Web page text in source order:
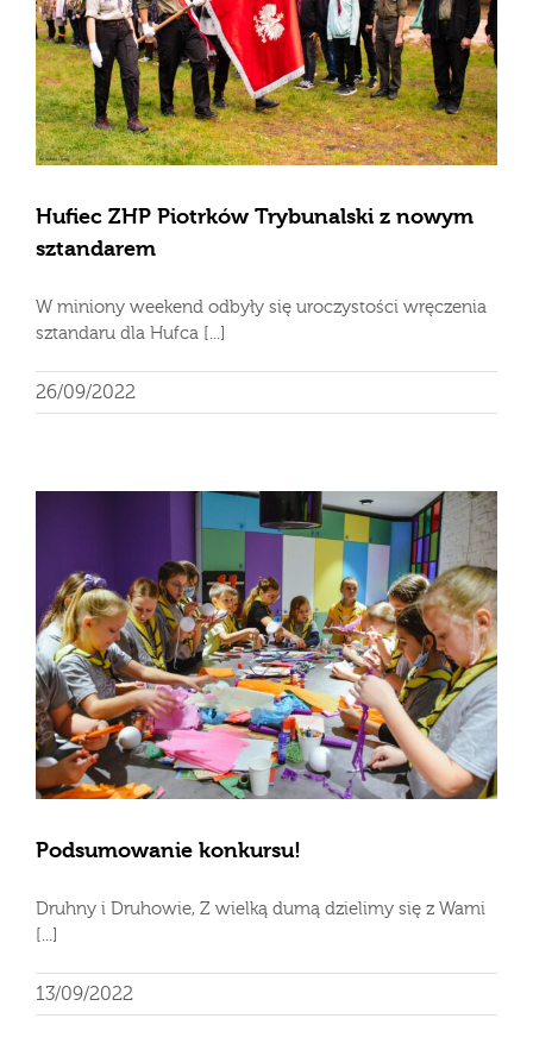
Hufiec ZHP Piotrków Trybunalski z nowym
sztandarem
W miniony weekend odbyły się uroczystości wręczenia
sztandaru dla Hufca [...]
26/09/2022
Podsumowanie konkursu!
Druhny i Druhowie, Z wielką dumą dzielimy się z Wami
[...]
13/09/2022